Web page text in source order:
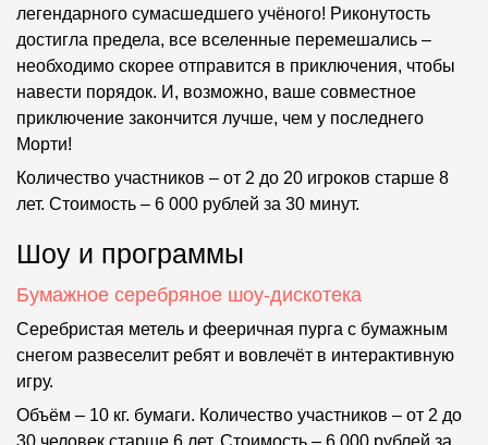
легендарного сумасшедшего учёного! Риконутость
достигла предела, все вселенные перемешались –
необходимо скорее отправится в приключения, чтобы
навести порядок. И, возможно, ваше совместное
приключение закончится лучше, чем у последнего
Морти!
Количество участников – от 2 до 20 игроков старше 8
лет. Стоимость – 6 000 рублей за 30 минут.
Шоу и программы
Бумажное серебряное шоу-дискотека
Серебристая метель и фееричная пурга с бумажным
снегом развеселит ребят и вовлечёт в интерактивную
игру.
Объём – 10 кг. бумаги. Количество участников – от 2 до
30 человек старше 6 лет. Стоимость – 6 000 рублей за